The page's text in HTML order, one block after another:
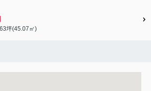
坪(45.07㎡)